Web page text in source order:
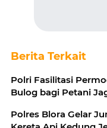
Berita Terkait
Polri Fasilitasi
Bulog bagi Petani
Polres Blora Gelar